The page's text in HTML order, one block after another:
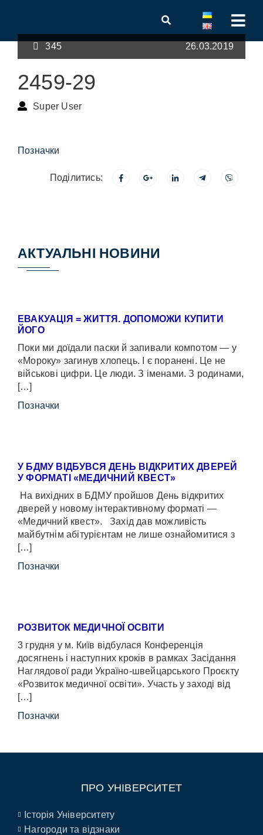
345 26.03.2019
2459-29
Super User
Позначки
Поділитись:
АКТУАЛЬНІ НОВИНИ
ЕВАКУАЦІЯ = ЖИТТЯ. ДОПОМОЖИ КУПИТИ
ЙОГО
Поки ми доїдали паски й запивали компотом — у
«Мороку» загинув хлопець. І є поранені. Це не
військові цифри. Це люди. З іменами. З родинами,
[…]
Позначки
У БДМУ ВІДБУВСЯ ДЕНЬ ВІДКРИТИХ ДВЕРЕЙ
У ФОРМАТІ «МЕДИЧНИЙ КВЕСТ»
На вихідних в БДМУ пройшов День відкритих
дверей у новому інтерактивному форматі —
«Медичний квест». Захід дав можливість
майбутнім абітурієнтам не лише ознайомитися з
[…]
Позначки
РОЗВИТОК МЕДИЧНОЇ ОСВІТИ
3 грудня у м. Київ відбулася Конференція
досягнень і наступних кроків в рамках Засідання
Наглядової ради Україно-швейцарського Проєкту
«Розвиток медичної освіти». Участь у заході від
[…]
Позначки
ПРО УНІВЕРСИТЕТ
Історія Університету
Нагороди та відзнаки